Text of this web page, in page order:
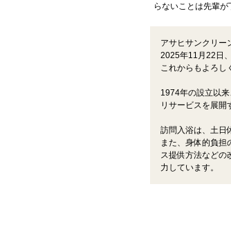
らないことは先輩が
アサヒサンクリー
2025年11月22日
これからもよろし
1974年の設立以
リサービスを展開
訪問入浴は、土日
また、身体的負担
ス提供方法などの
力しています。